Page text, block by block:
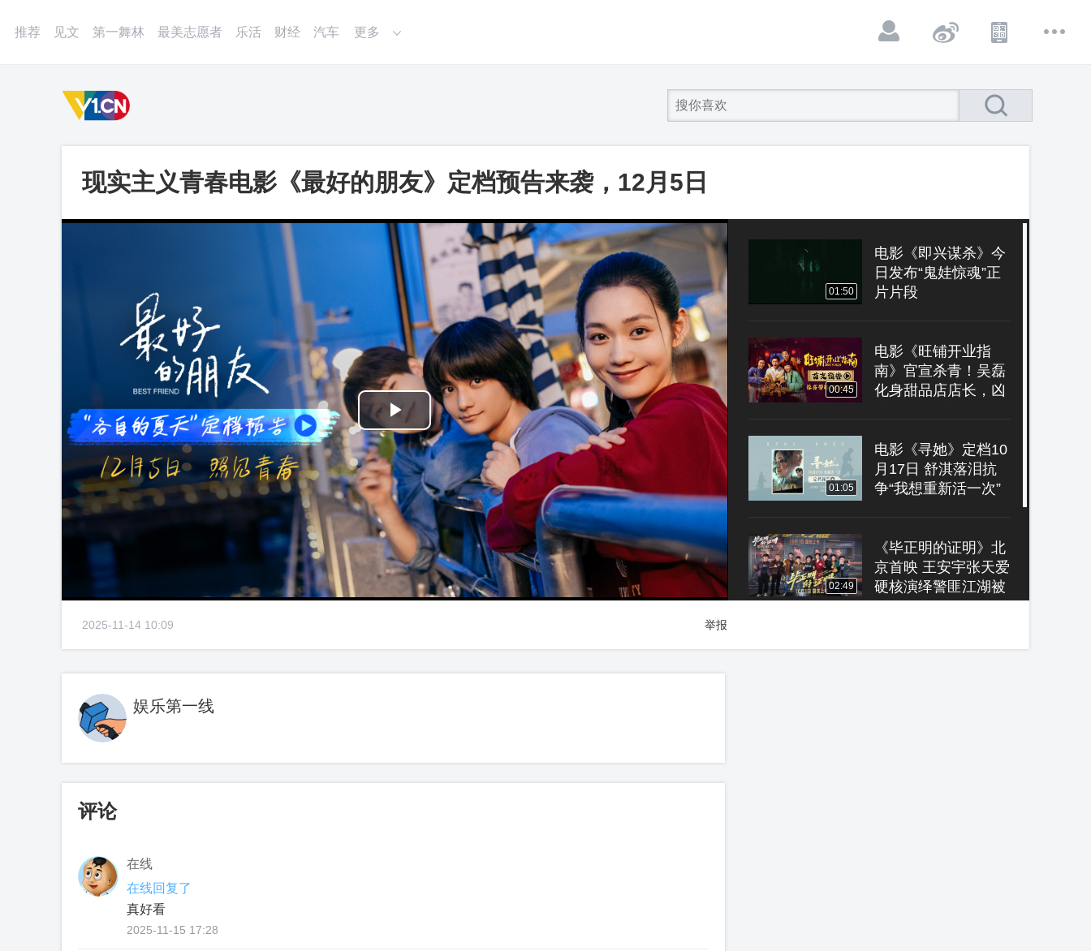
推荐 见文 第一舞林 最美志愿者 乐活 财经 汽车 更多
现实主义青春电影《最好的朋友》定档预告来袭，12月5日
影院见_第一视频
Play
Video
01:50
电影《即兴谋杀》今
日发布“鬼娃惊魂”正
片片段
00:45
电影《旺铺开业指
南》官宣杀青！吴磊
化身甜品店店长，凶
01:05
电影《寻她》定档10
月17日 舒淇落泪抗
争“我想重新活一次”
02:49
《毕正明的证明》北
京首映 王安宇张天爱
硬核演绎警匪江湖被
电影《毕正明的证
2025-11-14 10:09 举报
娱乐第一线
评论
在线
在线回复了
真好看
2025-11-15 17:28